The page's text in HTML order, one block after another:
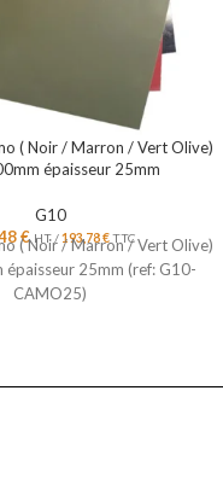
( Noir / Marron / Vert Olive)
épaisseur 25mm
G10
€ HT /193,78€TTC
( Noir / Marron / Vert Olive)
épaisseur 25mm (ref: G10-
CAMO25)